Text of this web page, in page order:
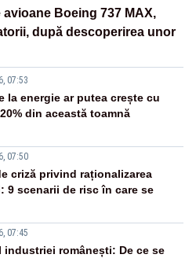
Boeing 737 MAX,
după descoperirea unor
07:53
la energie ar putea crește cu
din această toamnă
07:50
criză privind raționalizarea
9 scenarii de risc în care se
07:45
industriei românești: De ce se